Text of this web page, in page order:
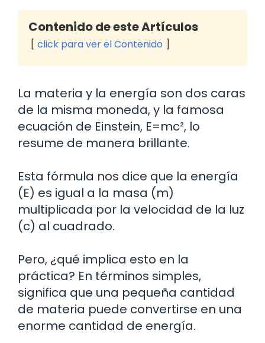
Contenido de este Artículos
click para ver el Contenido
La materia y la energía son dos caras
de la misma moneda, y la famosa
ecuación de Einstein, E=mc², lo
resume de manera brillante.
Esta fórmula nos dice que la energía
(E) es igual a la masa (m)
multiplicada por la velocidad de la luz
(c) al cuadrado.
Pero, ¿qué implica esto en la
práctica? En términos simples,
significa que una pequeña cantidad
de materia puede convertirse en una
enorme cantidad de energía.